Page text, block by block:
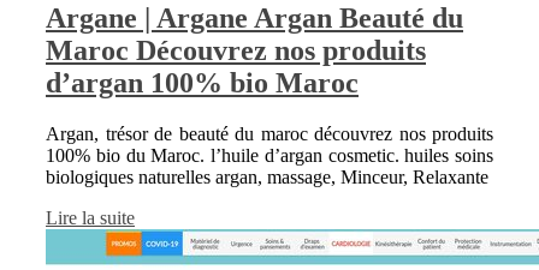
Argane | Argane Argan Beauté du
Maroc Découvrez nos produits
d’argan 100% bio Maroc
Argan, trésor de beauté du maroc découvrez nos produits
100% bio du Maroc. l’huile d’argan cosmetic. huiles soins
biologiques naturelles argan, massage, Minceur, Relaxante
Lire la suite